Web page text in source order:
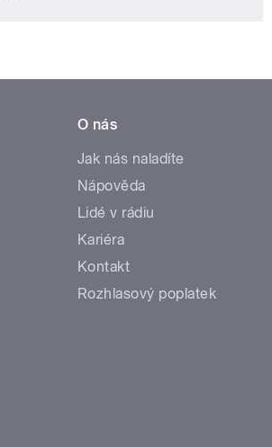
O nás
Jak nás naladíte
Nápověda
Lidé v rádiu
Kariéra
Kontakt
Rozhlasový poplatek